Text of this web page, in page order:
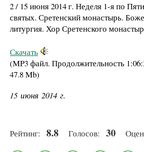
2 / 15 июня 2014 г. Неделя 1-я по
святых. Сретенский монастырь.
литургия. Хор Сретенского
Скачать
(MP3 файл. Продолжительность
47.8 Mb)
15 июня 2014 г.
Рейтинг: 8.8 Голосов: 30